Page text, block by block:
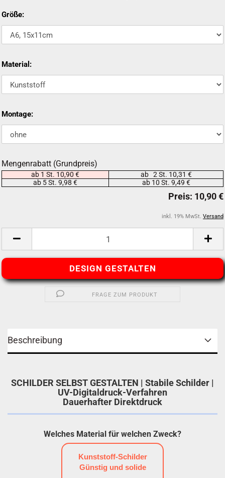
Größe:
Material:
Montage:
Mengenrabatt (Grundpreis)
ab 1 St. 10,90 €
ab 2 St. 10,31 €
ab 5 St. 9,98 €
ab 10 St. 9,49 €
inkl. 19% MwSt. Versand
DESIGN GESTALTEN
FRAGE ZUM PRODUKT
Beschreibung
SCHILDER SELBST GESTALTEN | Stabile Schilder |
UV-Digitaldruck-Verfahren
Dauerhafter Direktdruck
Welches Material für welchen Zweck?
Kunststoff-Schilder
Günstig und solide